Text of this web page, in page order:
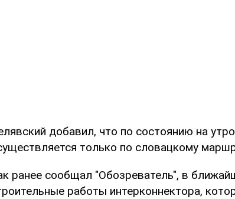
добавил, что по состоянию на
только по словацкому
ранее сообщал "Обозреватель", в
работы интерконнектора,